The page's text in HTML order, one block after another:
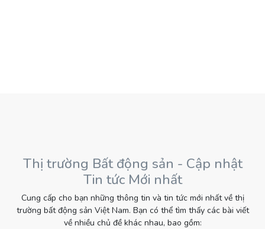
Thị trường Bất động sản - Cập nhật
Tin tức Mới nhất
Cung cấp cho bạn những thông tin và tin tức mới nhất về thị
trường bất động sản Việt Nam. Bạn có thể tìm thấy các bài viết
về nhiều chủ đề khác nhau, bao gồm: